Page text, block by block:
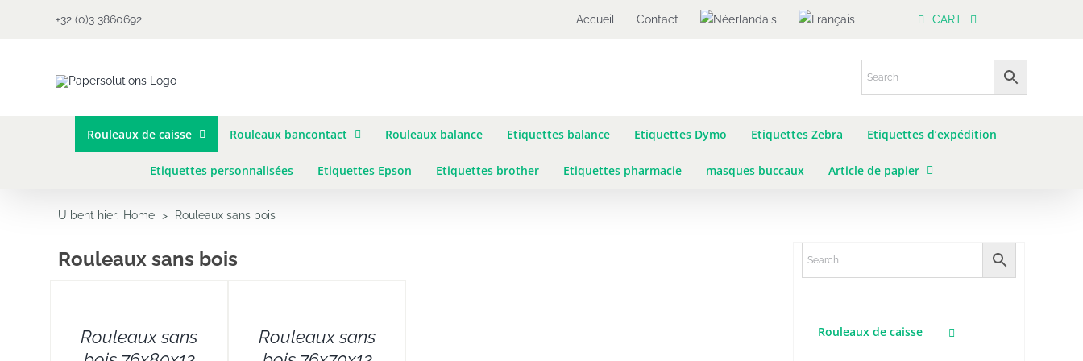
+32 (0)3 3860692 Accueil Contact CART
Rouleaux de caisse Rouleaux bancontact Rouleaux balance Etiquettes balance Etiquettes Dymo Etiquettes Zebra Etiquettes d’expédition
Etiquettes personnalisées Etiquettes Epson Etiquettes brother Etiquettes pharmacie masques buccaux Article de papier
U bent hier: Home > Rouleaux sans bois
Rouleaux sans bois
Rouleaux sans
Rouleaux sans
Rouleaux de caisse